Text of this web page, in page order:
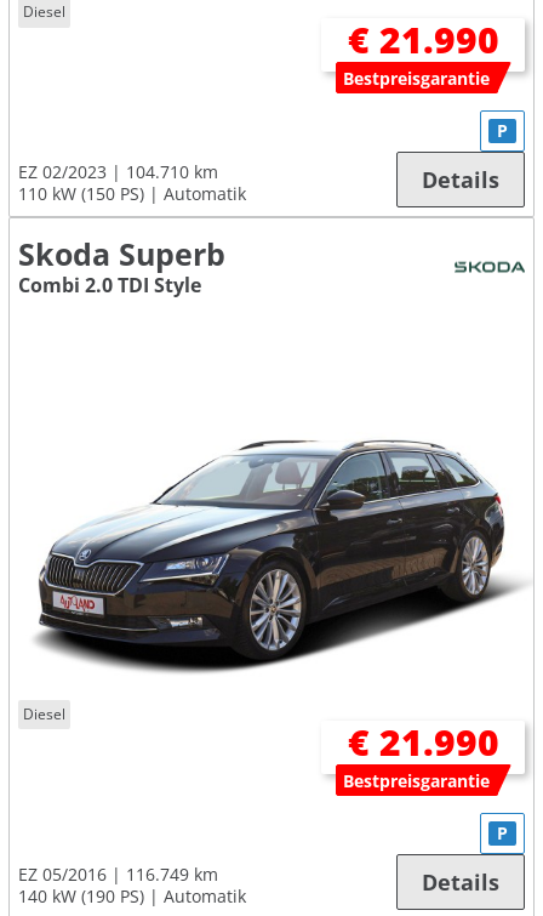
Diesel
€ 21.990
Bestpreisgarantie
EZ 02/2023
104.710 km
110 kW (150 PS)
Automatik
P
Details
Skoda Superb
Combi 2.0 TDI Style
Diesel
€ 21.990
Bestpreisgarantie
EZ 05/2016
116.749 km
140 kW (190 PS)
Automatik
P
Details